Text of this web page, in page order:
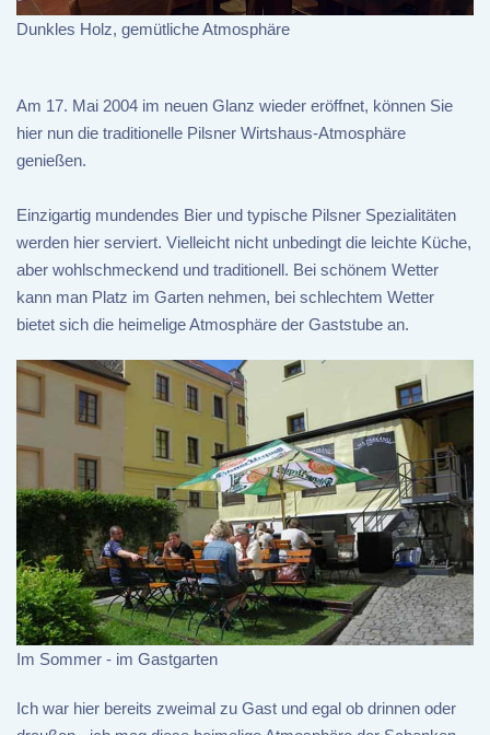
Dunkles Holz, gemütliche Atmosphäre
Am 17. Mai 2004 im neuen Glanz wieder eröffnet, können Sie
hier nun die traditionelle Pilsner Wirtshaus-Atmosphäre
genießen.
Einzigartig mundendes Bier und typische Pilsner Spezialitäten
werden hier serviert. Vielleicht nicht unbedingt die leichte Küche,
aber wohlschmeckend und traditionell. Bei schönem Wetter
kann man Platz im Garten nehmen, bei schlechtem Wetter
bietet sich die heimelige Atmosphäre der Gaststube an.
Im Sommer - im Gastgarten
Ich war hier bereits zweimal zu Gast und egal ob drinnen oder